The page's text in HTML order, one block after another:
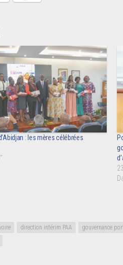
: les mères célébrées
direction intérim PAA gouvernance